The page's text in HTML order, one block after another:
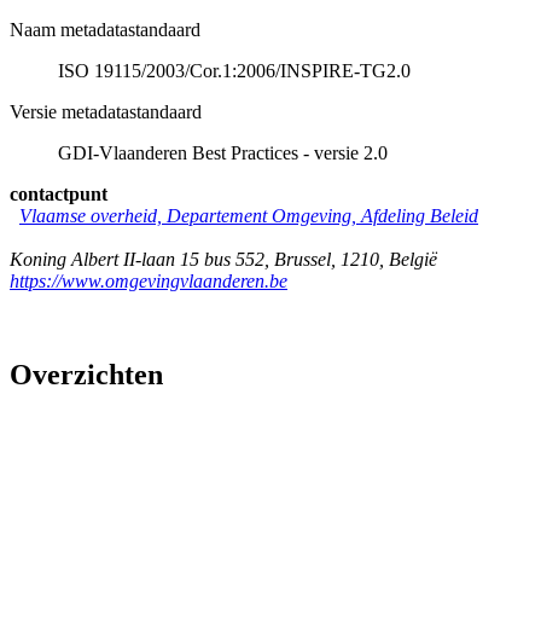
Naam metadatastandaard
ISO 19115/2003/Cor.1:2006/INSPIRE-TG2.0
Versie metadatastandaard
GDI-Vlaanderen Best Practices - versie 2.0
contactpunt
Vlaamse overheid, Departement Omgeving, Afdeling Beleid
Koning Albert II-laan 15 bus 552 Brussel 1210 België
https://www.omgevingvlaanderen.be
Overzichten